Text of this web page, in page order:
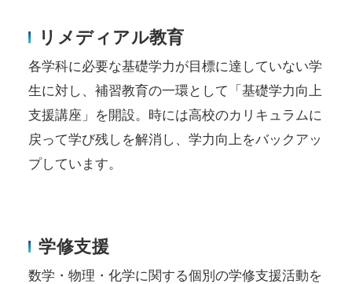
リメディアル教育
各学科に必要な基礎学力が目標に達していない学
生に対し、補習教育の一環として「基礎学力向上
支援講座」を開設。時には高校のカリキュラムに
戻って学び残しを解消し、学力向上をバックアッ
プしています。
学修支援
数学・物理・化学に関する個別の学修支援活動を